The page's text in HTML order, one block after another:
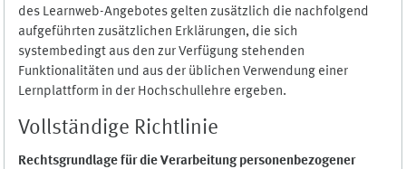
des Learnweb-Angebotes gelten zusätzlich die nachfolgend
aufgeführten zusätzlichen Erklärungen, die sich
systembedingt aus den zur Verfügung stehenden
Funktionalitäten und aus der üblichen Verwendung einer
Lernplattform in der Hochschullehre ergeben.
Vollständige Richtlinie
Rechtsgrundlage für die Verarbeitung personenbezogener